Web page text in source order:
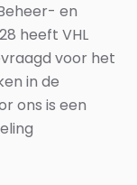
en
heeft VHL
voor het
in de
ons is een